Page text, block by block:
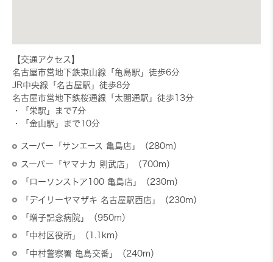
【交通アクセス】
名古屋市営地下鉄東山線「亀島駅」徒歩6分
JR中央線「名古屋駅」徒歩8分
名古屋市営地下鉄桜通線「太閤通駅」徒歩13分
・「栄駅」まで7分
・「金山駅」まで10分
スーパー「サンエース 亀島店」（280m）
スーパー「ヤマナカ 則武店」（700m）
「ローソンストア100 亀島店」（230m）
「デイリーヤマザキ 名古屋駅西店」（230m）
「増子記念病院」（950m）
「中村区役所」（1.1km）
「中村警察署 亀島交番」（240m）